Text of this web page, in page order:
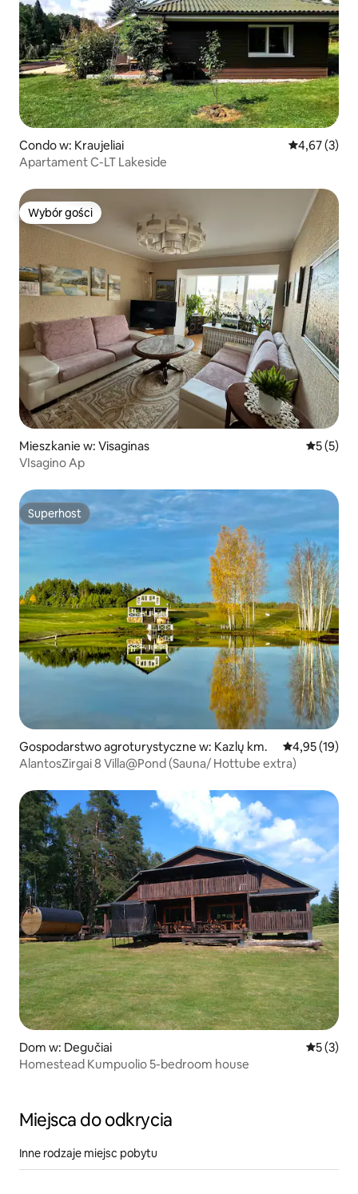
Condo w: Kraujeliai Średnia
4,67 (3)
Apartament C-LT Lakeside
Wybór gości
Wybór gości
Mieszkanie w: Visaginas Średnia
5 (5)
VIsagino Ap
Superhost
Superhost
Gospodarstwo agroturystyczne w: Kazlų km. Średnia
4,95 (19)
AlantosZirgai 8 Villa@Pond (Sauna/ Hottube extra)
Dom w: Degučiai Średnia
5 (3)
Homestead Kumpuolio 5-bedroom house
Miejsca do odkrycia
Inne rodzaje miejsc pobytu